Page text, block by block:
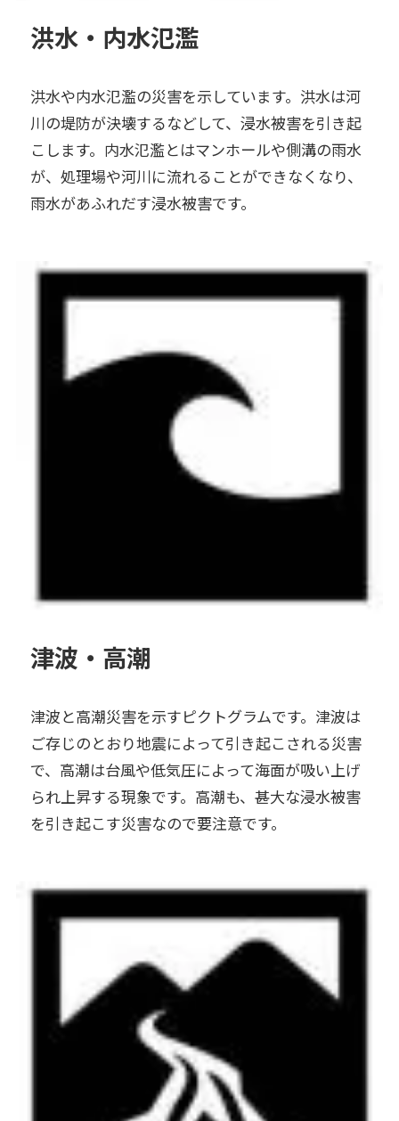
洪水・内水氾濫
洪水や内水氾濫の災害を示しています。洪水は河
川の堤防が決壊するなどして、浸水被害を引き起
こします。内水氾濫とはマンホールや側溝の雨水
が、処理場や河川に流れることができなくなり、
雨水があふれだす浸水被害です。
津波・高潮
津波と高潮災害を示すピクトグラムです。津波は
ご存じのとおり地震によって引き起こされる災害
で、高潮は台風や低気圧によって海面が吸い上げ
られ上昇する現象です。高潮も、甚大な浸水被害
を引き起こす災害なので要注意です。